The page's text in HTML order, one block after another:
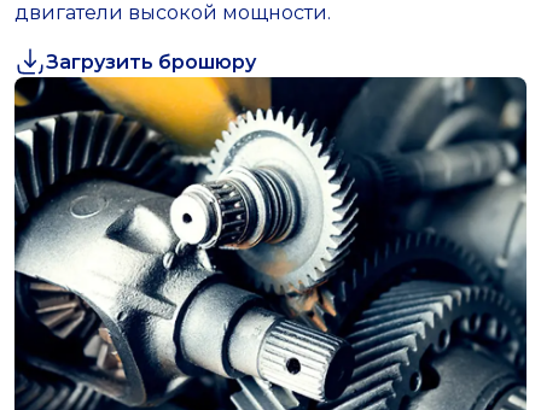
двигатели высокой мощности.
Загрузить брошюру